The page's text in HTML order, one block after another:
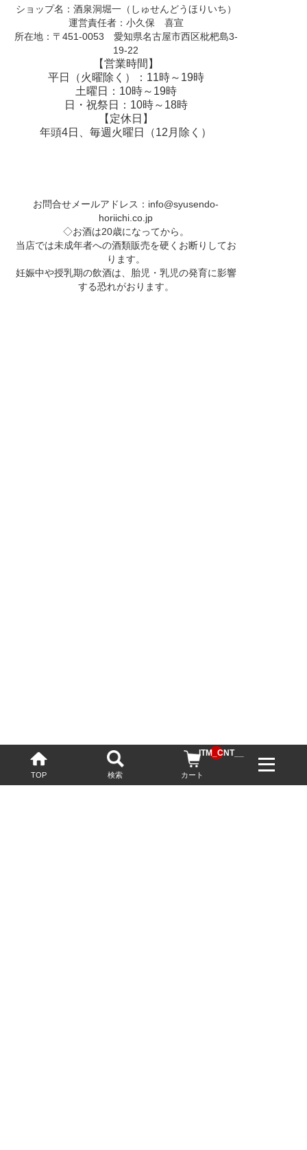
TOP 検索 カート
__ITM_CNT__
ショップ名：酒泉洞堀一（しゅせんどうほりいち）
運営責任者：小久保 喜宣
所在地：〒451-0053 愛知県名古屋市西区枇杷島3-
19-22
【営業時間】
平日（火曜除く）：11時～19時
土曜日：10時～19時
日・祝祭日：10時～18時
【定休日】
年頭4日、毎週火曜日（12月除く）
お問合せメールアドレス： info@syusendo-
horiichi.co.jp
◇お酒は20歳になってから。
当店では未成年者への酒類販売を硬くお断りしてお
ります。
妊娠中や授乳期の飲酒は、胎児・乳児の発育に影響
する恐れがおります。